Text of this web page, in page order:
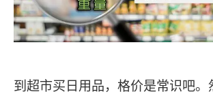
到超市买日用品，格价是常识吧。